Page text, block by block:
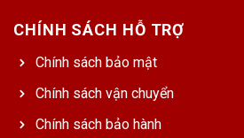
CHÍNH SÁCH HỖ TRỢ
Chính sách bảo mật
Chính sách vận chuyển
Chính sách bảo hành